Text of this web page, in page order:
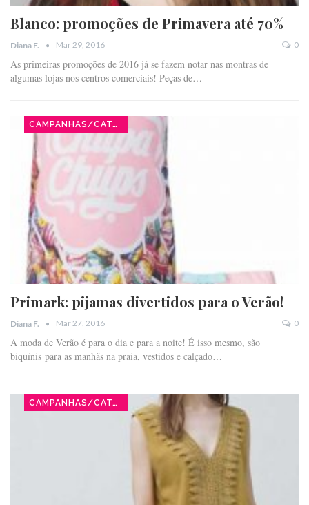
Blanco: promoções de Primavera até 70%
Diana F. Mar 29, 2016 0
As primeiras promoções de 2016 já se fazem notar nas montras de
algumas lojas nos centros comerciais! Peças de…
CAMPANHAS/CATÁLOGOS
Primark: pijamas divertidos para o Verão!
Diana F. Mar 27, 2016 0
A moda de Verão é para o dia e para a noite! É isso mesmo, são
biquínis para as manhãs na praia, vestidos e calçado…
CAMPANHAS/CATÁLOGOS